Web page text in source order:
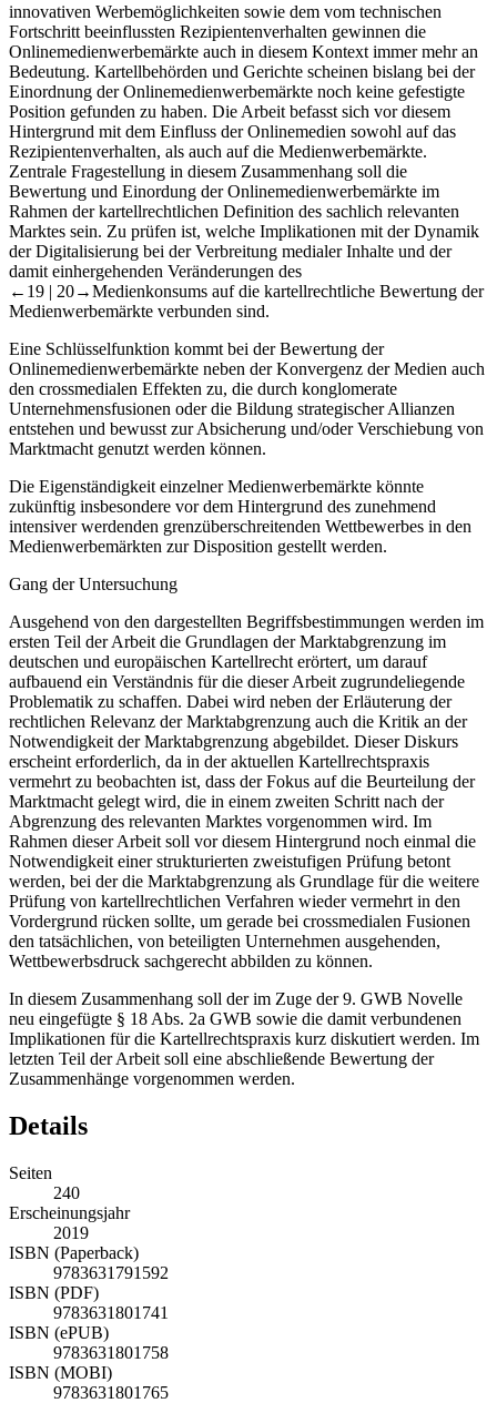
Mit zunehmender Relevanz der Onlinemedien und ihren
innovativen Werbemöglichkeiten sowie dem vom technischen
Fortschritt beeinflussten Rezipientenverhalten gewinnen die
Onlinemedienwerbemärkte auch in diesem Kontext immer mehr an
Bedeutung. Kartellbehörden und Gerichte scheinen bislang bei der
Einordnung der Onlinemedienwerbemärkte noch keine gefestigte
Position gefunden zu haben. Die Arbeit befasst sich vor diesem
Hintergrund mit dem Einfluss der Onlinemedien sowohl auf das
Rezipientenverhalten, als auch auf die Medienwerbemärkte.
Zentrale Fragestellung in diesem Zusammenhang soll die
Bewertung und Einordung der Onlinemedienwerbemärkte im
Rahmen der kartellrechtlichen Definition des sachlich relevanten
Marktes sein. Zu prüfen ist, welche Implikationen mit der Dynamik
der Digitalisierung bei der Verbreitung medialer Inhalte und der
damit einhergehenden Veränderungen des
←19 |20→Medienkonsums auf die kartellrechtliche Bewertung der
Eine Schlüsselfunktion kommt bei der Bewertung der
Onlinemedienwerbemärkte neben der Konvergenz der Medien auch
den crossmedialen Effekten zu, die durch konglomerate
Unternehmensfusionen oder die Bildung strategischer Allianzen
entstehen und bewusst zur Absicherung und/oder Verschiebung von
Die Eigenständigkeit einzelner Medienwerbemärkte könnte
zukünftig insbesondere vor dem Hintergrund des zunehmend
intensiver werdenden grenzüberschreitenden Wettbewerbes in den
Ausgehend von den dargestellten Begriffsbestimmungen werden im
ersten Teil der Arbeit die Grundlagen der Marktabgrenzung im
deutschen und europäischen Kartellrecht erörtert, um darauf
aufbauend ein Verständnis für die dieser Arbeit zugrundeliegende
Problematik zu schaffen. Dabei wird neben der Erläuterung der
rechtlichen Relevanz der Marktabgrenzung auch die Kritik an der
Notwendigkeit der Marktabgrenzung abgebildet. Dieser Diskurs
erscheint erforderlich, da in der aktuellen Kartellrechtspraxis
vermehrt zu beobachten ist, dass der Fokus auf die Beurteilung der
Marktmacht gelegt wird, die in einem zweiten Schritt nach der
Abgrenzung des relevanten Marktes vorgenommen wird. Im
Rahmen dieser Arbeit soll vor diesem Hintergrund noch einmal die
Notwendigkeit einer strukturierten zweistufigen Prüfung betont
werden, bei der die Marktabgrenzung als Grundlage für die weitere
Prüfung von kartellrechtlichen Verfahren wieder vermehrt in den
Vordergrund rücken sollte, um gerade bei crossmedialen Fusionen
den tatsächlichen, von beteiligten Unternehmen ausgehenden,
In diesem Zusammenhang soll der im Zuge der 9. GWB Novelle
neu eingefügte § 18 Abs. 2a GWB sowie die damit verbundenen
Implikationen für die Kartellrechtspraxis kurz diskutiert werden. Im
letzten Teil der Arbeit soll eine abschließende Bewertung der
240
Erscheinungsjahr
2019
ISBN (Paperback)
9783631791592
ISBN (PDF)
9783631801741
ISBN (ePUB)
9783631801758
ISBN (MOBI)